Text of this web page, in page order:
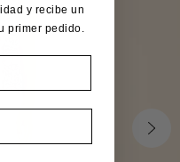
y recibe un
primer pedido.